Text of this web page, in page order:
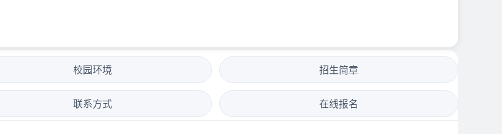
校园环境 招生简章
联系方式 在线报名